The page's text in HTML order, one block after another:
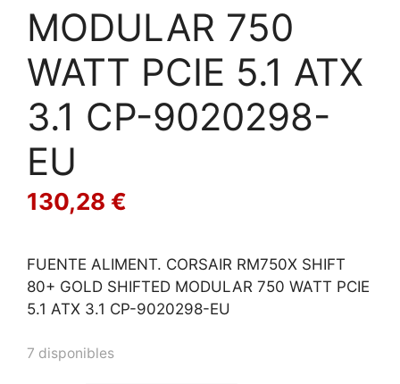
MODULAR 750
WATT PCIE 5.1 ATX
3.1 CP-9020298-
EU
130,28 €
FUENTE ALIMENT. CORSAIR RM750X SHIFT
80+ GOLD SHIFTED MODULAR 750 WATT PCIE
5.1 ATX 3.1 CP-9020298-EU
7 disponibles